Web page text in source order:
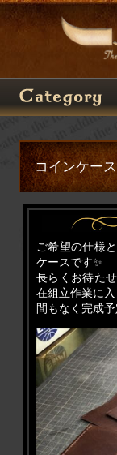
コインケー
ご希望の仕様
ケースです✨
長らくお待た
在組立作業に
間もなく完成